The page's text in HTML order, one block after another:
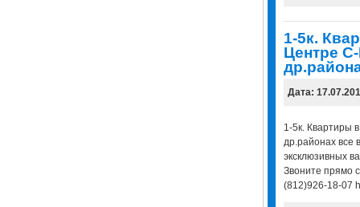
1-5к.
Центре
Дата:
1-5к. Квартиры
др.районах все
эксклюзивных
Звоните прямо
(812)926-18-07